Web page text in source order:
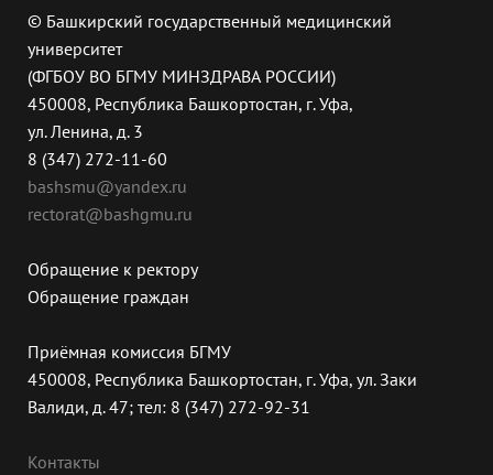
© Башкирский государственный медицинский
университет
(ФГБОУ ВО БГМУ МИНЗДРАВА РОССИИ)
450008, Республика Башкортостан, г. Уфа,
ул. Ленина, д. 3
8 (347) 272-11-60
bashsmu@yandex.ru
rectorat@bashgmu.ru
Обращение к ректору
Обращение граждан
Приёмная комиссия БГМУ
450008, Республика Башкортостан, г. Уфа, ул. Заки
Валиди, д. 47; тел: 8 (347) 272-92-31
Контакты